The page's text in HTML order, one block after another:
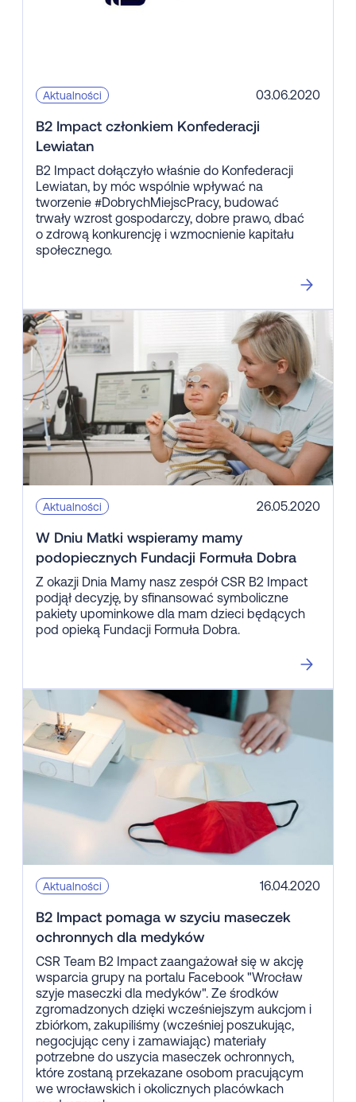
Aktualności 03.06.2020
B2 Impact członkiem Konfederacji
Lewiatan
B2 Impact dołączyło właśnie do Konfederacji
Lewiatan, by móc wspólnie wpływać na
tworzenie #DobrychMiejscPracy, budować
trwały wzrost gospodarczy, dobre prawo, dbać
o zdrową konkurencję i wzmocnienie kapitału
społecznego.
Aktualności 26.05.2020
W Dniu Matki wspieramy mamy
podopiecznych Fundacji Formuła Dobra
Z okazji Dnia Mamy nasz zespół CSR B2 Impact
podjął decyzję, by sfinansować symboliczne
pakiety upominkowe dla mam dzieci będących
pod opieką Fundacji Formuła Dobra.
Aktualności 16.04.2020
B2 Impact pomaga w szyciu maseczek
ochronnych dla medyków
CSR Team B2 Impact zaangażował się w akcję
wsparcia grupy na portalu Facebook "Wrocław
szyje maseczki dla medyków". Ze środków
zgromadzonych dzięki wcześniejszym aukcjom i
zbiórkom, zakupiliśmy (wcześniej poszukując,
negocjując ceny i zamawiając) materiały
potrzebne do uszycia maseczek ochronnych,
które zostaną przekazane osobom pracującym
we wrocławskich i okolicznych placówkach